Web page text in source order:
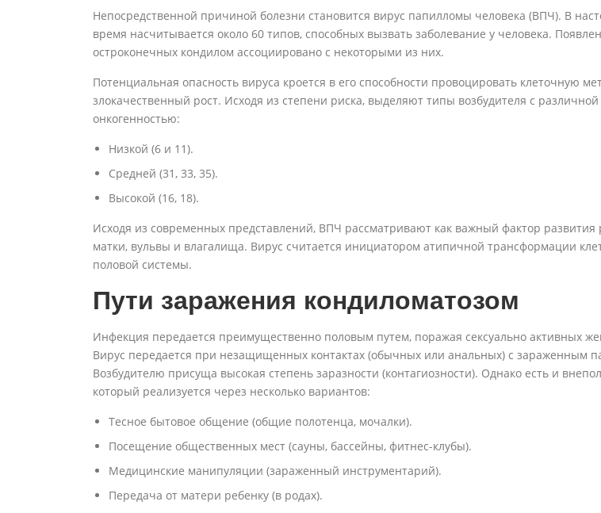
Непосредственной причиной болезни становится вирус папилломы человека (ВПЧ). В
время насчитывается около 60 типов, способных вызвать заболевание у человека.
остроконечных кондилом ассоциировано с некоторыми из них.
Потенциальная опасность вируса кроется в его способности провоцировать клеточную
злокачественный рост. Исходя из степени риска, выделяют типы возбудителя с различной
онкогенностью:
Низкой (6 и 11).
Средней (31, 33, 35).
Высокой (16, 18).
Исходя из современных представлений, ВПЧ рассматривают как важный фактор развития
матки, вульвы и влагалища. Вирус считается инициатором атипичной трансформации
половой системы.
Пути заражения кондиломатозом
Инфекция передается преимущественно половым путем, поражая сексуально активных
Вирус передается при незащищенных контактах (обычных или анальных) с зараженным
Возбудителю присуща высокая степень заразности (контагиозности). Однако есть и
который реализуется через несколько вариантов:
Тесное бытовое общение (общие полотенца, мочалки).
Посещение общественных мест (сауны, бассейны, фитнес-клубы).
Медицинские манипуляции (зараженный инструментарий).
Передача от матери ребенку (в родах).